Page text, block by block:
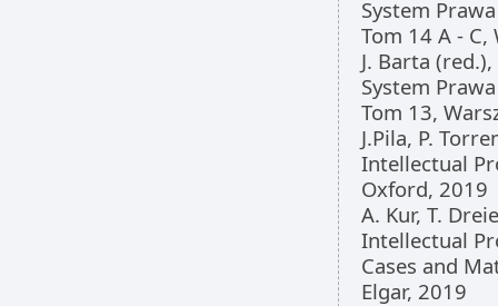
System
Tom 14 A -
J. Barta
System
Tom 13,
J.Pila, P.
Intellectual
Oxford, 2019
A. Kur, T.
Intellectual
Cases and
Elgar, 2019